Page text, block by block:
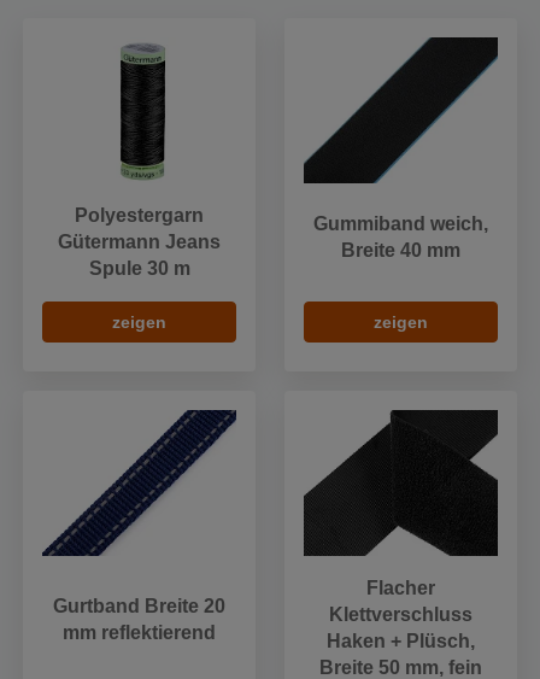
Polyestergarn
Gütermann Jeans
Spule 30 m
zeigen
Gummiband weich,
Breite 40 mm
zeigen
Gurtband Breite 20
mm reflektierend
Flacher
Klettverschluss
Haken + Plüsch,
Breite 50 mm, fein